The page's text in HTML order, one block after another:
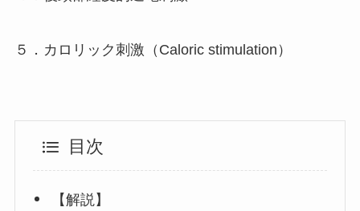
５．カロリック刺激（Caloric stimulation）
目次
【解説】